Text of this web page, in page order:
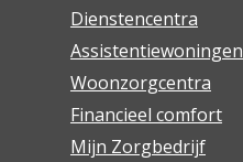
Dienstencentra
Assistentiewoningen
Woonzorgcentra
Financieel comfort
Mijn Zorgbedrijf